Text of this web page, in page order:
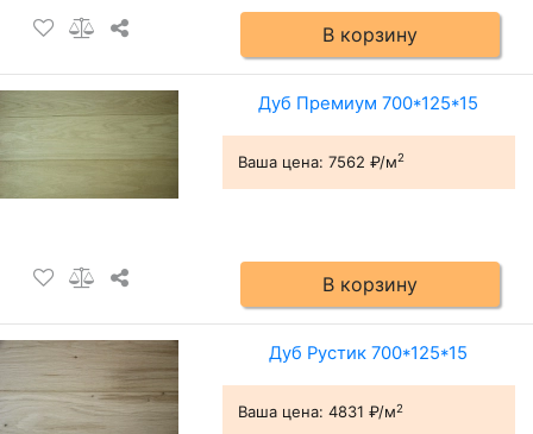
В корзину
Дуб Премиум 700*125*15
Ваша цена: 7562 ₽/м2
В корзину
Дуб Рустик 700*125*15
Ваша цена: 4831 ₽/м2